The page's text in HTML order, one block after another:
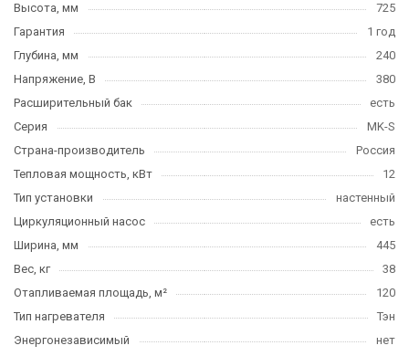
Высота, мм
725
Гарантия
1 год
Глубина, мм
240
Напряжение, В
380
Расширительный бак
есть
Серия
MK-S
Страна-производитель
Россия
Тепловая мощность, кВт
12
Тип установки
настенный
Циркуляционный насос
есть
Ширина, мм
445
Вес, кг
38
Отапливаемая площадь, м²
120
Тип нагревателя
Тэн
Энергонезависимый
нет